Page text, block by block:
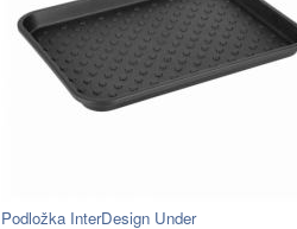
Podložka InterDesign Under